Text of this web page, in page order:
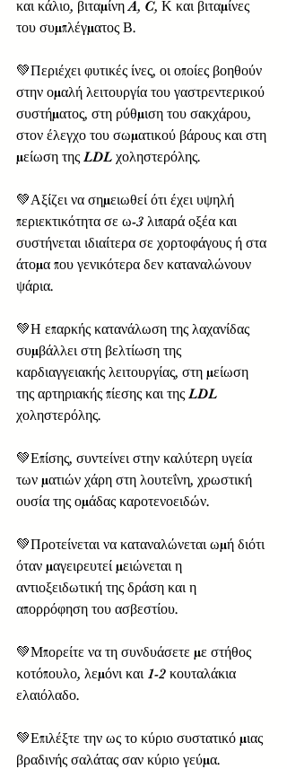
και κάλιο, βιταμίνη A, C, Κ και βιταμίνες
του συμπλέγματος Β.
💚Περιέχει φυτικές ίνες, οι οποίες βοηθούν
στην ομαλή λειτουργία του γαστρεντερικού
συστήματος, στη ρύθμιση του σακχάρου,
στον έλεγχο του σωματικού βάρους και στη
μείωση της LDL χοληστερόλης.
💚Αξίζει να σημειωθεί ότι έχει υψηλή
περιεκτικότητα σε ω-3 λιπαρά οξέα και
συστήνεται ιδιαίτερα σε χορτοφάγους ή στα
άτομα που γενικότερα δεν καταναλώνουν
ψάρια.
💚Η επαρκής κατανάλωση της λαχανίδας
συμβάλλει στη βελτίωση της
καρδιαγγειακής λειτουργίας, στη μείωση
της αρτηριακής πίεσης και της LDL
χοληστερόλης.
💚Επίσης, συντείνει στην καλύτερη υγεία
των ματιών χάρη στη λουτεΐνη, χρωστική
ουσία της ομάδας καροτενοειδών.
💚Προτείνεται να καταναλώνεται ωμή διότι
όταν μαγειρευτεί μειώνεται η
αντιοξειδωτική της δράση και η
απορρόφηση του ασβεστίου.
💚Μπορείτε να τη συνδυάσετε με στήθος
κοτόπουλο, λεμόνι και 1-2 κουταλάκια
ελαιόλαδο.
💚Επιλέξτε την ως το κύριο συστατικό μιας
βραδινής σαλάτας σαν κύριο γεύμα.